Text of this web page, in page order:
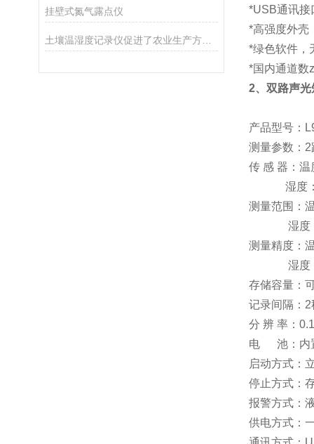
挂壁式氮气露点仪
土壤温湿度记录仪促进了农业生产方式的转变
*USB通讯接
*高强度外壳
*绿色软件，
*国内通道数
2、 双路声光
产品型号：
测量参数：
传 感 器：
湿度：霍
测量范围：
湿度：
测量精度：
湿度：
存储容量：
记录间隔：
分 辨 率：
电 池：内
启动方式：
停止方式：
报警方式：
供电方式：